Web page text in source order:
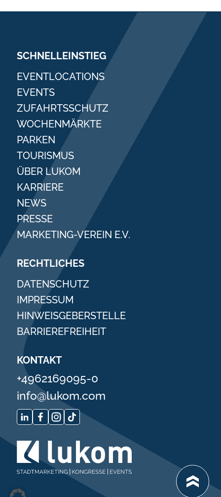
SCHNELLEINSTIEG
EVENTLOCATIONS
EVENTS
ZUFAHRTSSCHUTZ
WOCHENMÄRKTE
PARKEN
TOURISMUS
ÜBER LUKOM
KARRIERE
NEWS
PRESSE
MARKETING-VEREIN E.V.
RECHTLICHES
DATENSCHUTZ
IMPRESSUM
HINWEISGEBERSTELLE
BARRIEREFREIHEIT
KONTAKT
+4962169095-0
info@lukom.com